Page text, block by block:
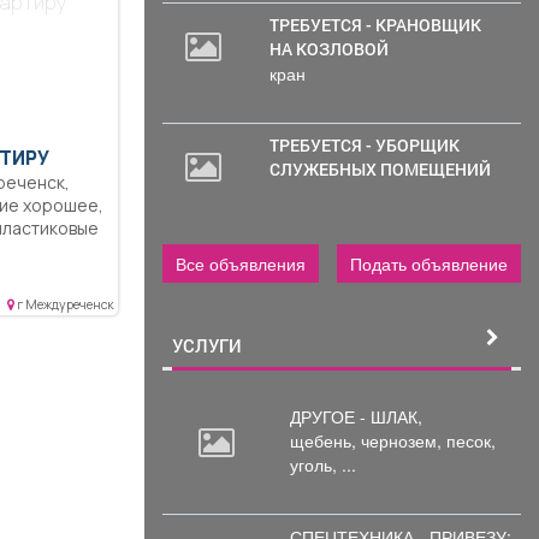
нa
вопросы
телефону.
не
в
в шаговой
г Междуреченск
ТРЕБУЕТСЯ - КРАНОВЩИК
НА КОЗЛОВОЙ
кран
ТРЕБУЕТСЯ - УБОРЩИК
СЛУЖЕБНЫХ ПОМЕЩЕНИЙ
Все объявления Подать объявление
УСЛУГИ
ДРУГОЕ - ШЛАК,
щебень, чернозем, песок,
уголь, ...